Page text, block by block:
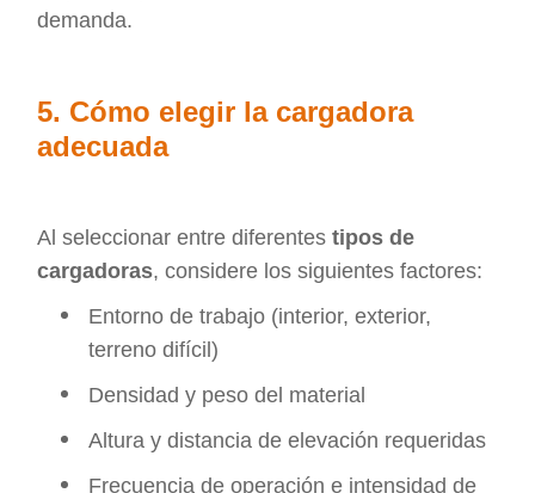
demanda.
5. Cómo elegir la cargadora
adecuada
Al seleccionar entre diferentestipos de
cargadoras, considere los siguientes factores:
Entorno de trabajo (interior, exterior,
terreno difícil)
Densidad y peso del material
Altura y distancia de elevación requeridas
Frecuencia de operación e intensidad de